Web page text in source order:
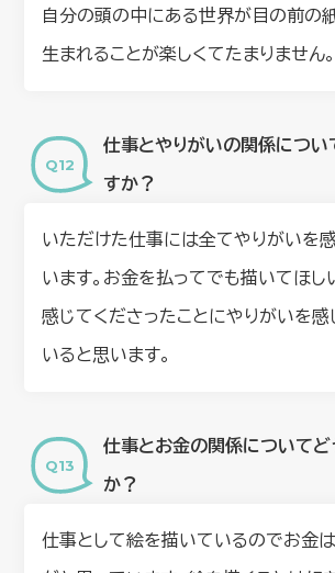
自分の頭の中にある世界が目の前の
生まれることが楽しくてたまりません。
仕事とやりがいの関係につい
すか？
いただけた仕事には全てやりがいを
います。お金を払ってでも描いてほし
感じてくださったことにやりがいを感
いると思います。
仕事とお金の関係についてど
か？
仕事として絵を描いているのでお金